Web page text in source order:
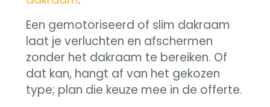
Een gemotoriseerd of slim dakraam
laat je verluchten en afschermen
zonder het dakraam te bereiken. Of
dat kan, hangt af van het gekozen
type; plan die keuze mee in de offerte.